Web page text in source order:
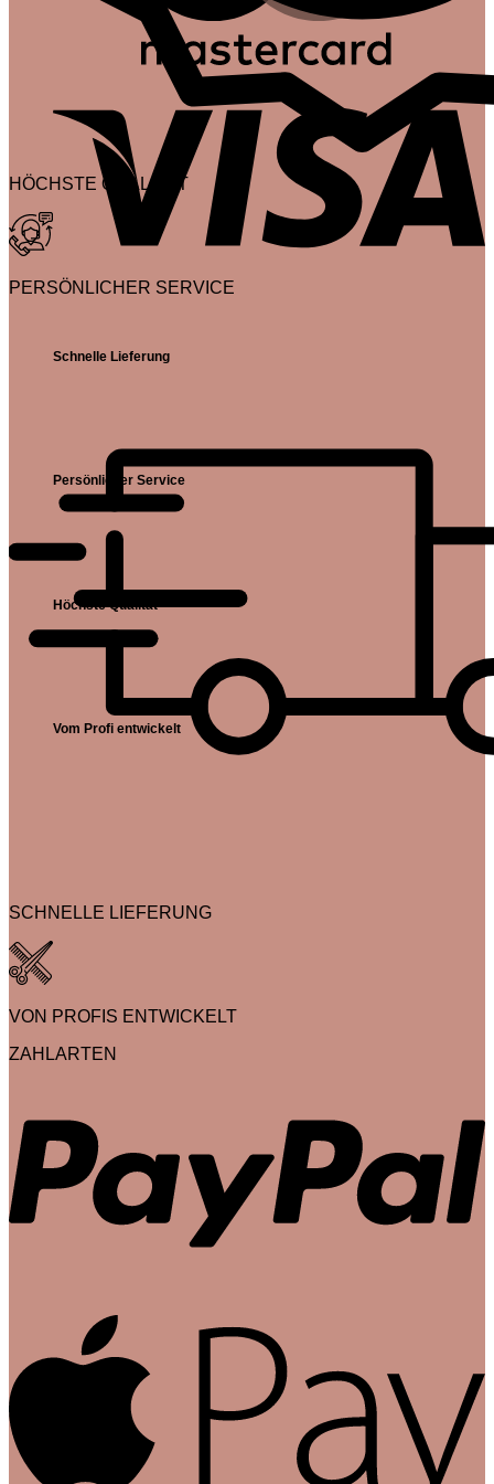
Schnelle Lieferung
Persönlicher Service
Höchste Qualität
Vom Profi entwickelt
HÖCHSTE QUALITÄT
PERSÖNLICHER SERVICE
SCHNELLE LIEFERUNG
VON PROFIS ENTWICKELT
ZAHLARTEN